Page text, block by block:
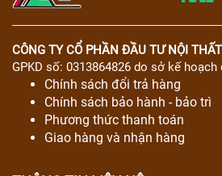
CÔNG TY CỔ PHẦN ĐẦU TƯ NỘI
GPKD số: 0313864826 do sở kế
Chính sách đổi trả hàng
Chính sách bảo hành - bảo trì
Phương thức thanh toán
Giao hàng và nhận hàng